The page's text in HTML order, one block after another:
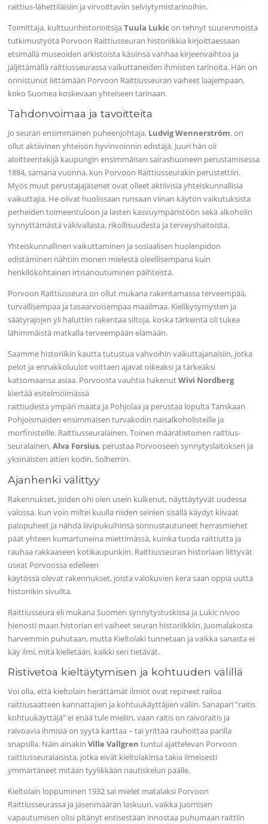
raittius-lähettiläisiin ja virvoittaviin selviytymistarinoihin.
Toimittaja, kulttuurihistorioitsijaTuula Lukic on tehnyt suurenmoista
tutkimustyötä Porvoon Raittiusseuran historiikkia kirjoittaessaan
etsimällä museoiden arkistoista käsiinsä vanhaa kirjeenvaihtoa ja
jäljittämällä raittiusseurassa vaikuttaneiden ihmisten tarinoita. Hän on
onnistunut liittämään Porvoon Raittiusseuran vaiheet laajempaan,
koko Suomea koskevaan yhteiseen tarinaan.
Tahdonvoimaa ja tavoitteita
Jo seuran ensimmäinen puheenjohtaja, Ludvig Wennerström, on
ollut aktiivinen yhteisön hyvinvoinnin edistäjä. Juuri hän oli
aloitteentekijä kaupungin ensimmäisen sairashuoneen perustamisessa
1884, samana vuonna, kun Porvoon Raittiusseurakin perustettiin.
Myös muut perustajajäsenet ovat olleet aktiivisia yhteiskunnallisia
vaikuttajia. He olivat huolissaan runsaan viinan käytön vaikutuksista
perheiden toimeentuloon ja lasten kasvuympäristöön sekä alkoholin
synnyttämästä väkivallasta, rikollisuudesta ja terveyshaitoista.
Yhteiskunnallinen vaikuttaminen ja sosiaalisen huolenpidon
edistäminen nähtiin monen mielestä oleellisempana kuin
henkilökohtainen irtisanoutuminen päihteistä.
Porvoon Raittiusseura on ollut mukana rakentamassa terveempää,
turvallisempaa ja tasaarvoisempaa maailmaa. Kielikysymysten ja
säätyrajojen yli haluttiin rakentaa siltoja, koska tärkeintä oli tukea
lähimmäistä matkalla terveempään elämään.
Saamme historiikin kautta tutustua vahvoihin vaikuttajanaisiin, jotka
pelot ja ennakkoluulot voittaen ajavat oikeaksi ja tärkeäksi
katsomaansa asiaa. Porvoosta vauhtia hakenutWivi Nordberg
kiertää esitelmöimässä
raittiudesta ympäri maata ja Pohjolaa ja perustaa lopulta Tanskaan
Pohjoismaiden ensimmäisen turvakodin naisalkoholisteille ja
morfinisteille. Raittiusseuralainen. Toinen määrätietoinen raittius-
seuralainen,Alva Forsius, perustaa Porvooseen synnytyslaitoksen ja
yksinäisten äitien kodin, Solhemin.
Ajanhenki välittyy
Rakennukset, joiden ohi olen usein kulkenut, näyttäytyvät uudessa
valossa, kun voin miltei kuulla niiden seinien sisällä käydyt kiivaat
palopuheet ja nähdä liivipukuihinsa sonnustautuneet herrasmiehet
päät yhteen kumartuneina miettimässä, kuinka tuoda raittiutta ja
rauhaa rakkaaseen kotikaupunkiin. Raittiusseuran historiaan liittyvät
useat Porvoossa edelleen
käytössä olevat rakennukset, joista valokuvien kera saan oppia uutta
historiikin sivuilta.
Raittiusseura eli mukana Suomen synnytystuskissa ja Lukic nivoo
hienosti maan historian eri vaiheet seuran historiikkiin. Juomalakosta
harvemmin puhutaan, mutta Kieltolaki tunnetaan ja vaikka sanasta ei
käy ilmi, mitä kielletään, kaikki sen tietävät.
Ristivetoa kieltäytymisen ja kohtuuden välillä
Voi olla, että kieltolain herättämät ilmiöt ovat repineet railoa
raittiusaatteen kannattajien ja kohtuukäyttäjien väliin. Sanapari ”raitis
kohtuukäyttäjä” ei enää tule mieliin, vaan raitis on raivoraitis ja
raivoavia ihmisiä on syytä karttaa – tai yrittää rauhoittaa parilla
snapsilla. Näin ainakinVille Vallgrentuntui ajattelevan Porvoon
raittiusseuralaisista, jotka eivät kieltolakinsa takia ilmeisesti
ymmärtäneet mitään tyylikkään nautiskelun päälle.
Kieltolain loppuminen 1932 sai mielet matalaksi Porvoon
Raittiusseurassa ja jäsenmäärän laskuun, vaikka juomisen
vapautumisen olisi pitänyt entisestään innostaa puhumaan raittiin